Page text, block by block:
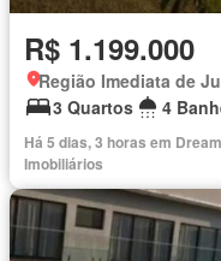
R$ 1.199.000
Região Imediata de
3 Quartos
4
Há 5 dias, 3 horas em
Imobiliários